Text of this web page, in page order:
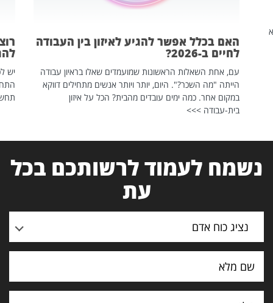
האם בכלל אפשר להגיע לאיזון בין העבודה
לחיים ב-2026?
עם, אחת השאלות הראשונות שמועמדים שאלו בראיון עבודה
הייתה "מה השכר?". היום, יותר ויותר אנשים מתחילים דווקא
במקום אחר. כמה ימים עובדים מהבית? הכל על איזון
בית-עבודה >>>
יש
נשמח לעמוד לרשותכם בכל
עת
נציג כוח אדם